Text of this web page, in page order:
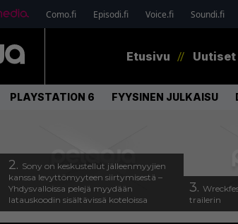
Como.fi Episodi.fi Voice.fi Soundi.fi
Etusivu Uutiset
PLAYSTATION 6 FYYSINEN JULKAISU
2. Sony on keskustellut jälleenmyyjien
kanssa levyttömyyteen siirtymisestä –
Yhdysvalloissa pelejä myydään
latauskoodin sisältävissä koteloissa
3.
trailerin